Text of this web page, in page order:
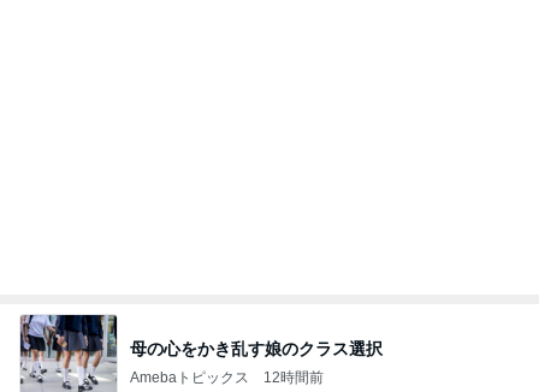
母の心をかき乱す娘のクラス選択
Amebaトピックス 12時間前